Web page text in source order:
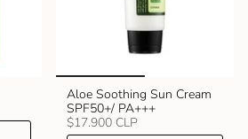
Aloe Soothing Sun Cream
SPF50+/ PA+++
$17.900 CLP